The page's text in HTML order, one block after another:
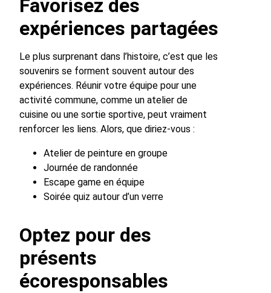
Favorisez des
expériences partagées
Le plus surprenant dans l’histoire, c’est que les
souvenirs se forment souvent autour des
expériences. Réunir votre équipe pour une
activité commune, comme un atelier de
cuisine ou une sortie sportive, peut vraiment
renforcer les liens. Alors, que diriez-vous :
Atelier de peinture en groupe
Journée de randonnée
Escape game en équipe
Soirée quiz autour d’un verre
Optez pour des
présents
écoresponsables